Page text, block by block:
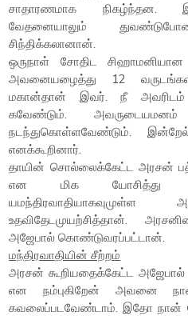
சாதாரணமாக நிகழ்ந்தன.
வேதனையாலும்
சிந்திக்கலானான்.
ஒருநாள் சோதிட
அவனையழைத்து 12
மகான்தான் இவர். நீ
கவேண்டும்.
நடந்துகொள்ளவேண்டும். இன்றேல்
எனக்கூறினார்.
தாயின் சொல்லைக்கேட்ட அரசன்
என மிக யோசித்து
யமந்திரவாதியாகவுமுள்ள
உதவிதேடமுயற்சித்தான்.
அஜேபால் கொண்டுவரப்பட்டான்.
மந்திரவாதியின் சீற்றம்
அரசன் கூறியதைக்கேட்ட அஜேபால்
என நம்புகிறேன் அவனை
கவலைப்படவேண்டாம். இதோ நான்